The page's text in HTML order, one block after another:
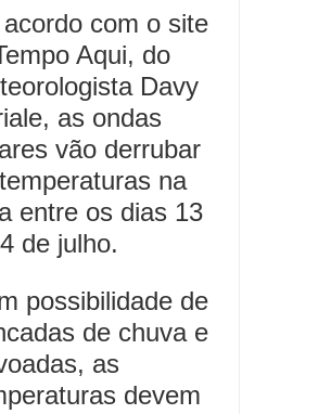
acordo com o site
Aqui, do
Davy
as ondas
vão derrubar
na
entre os dias 13
de julho.
possibilidade de
de chuva e
as
devem